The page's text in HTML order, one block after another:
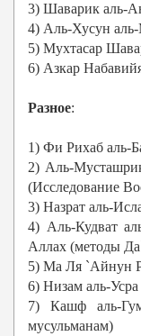
3) Шаварик аль-
4) Аль-Хусун
5) Мухтасар
6) Азкар
Разное:
1) Фи Рихаб аль-
2) Аль-
(Исследование
3) Назрат аль-
4) Аль-Кудват
Аллах (методы
5) Ма Ля `Айнун
6) Низам аль-
7) Кашф аль-
мусульманам)